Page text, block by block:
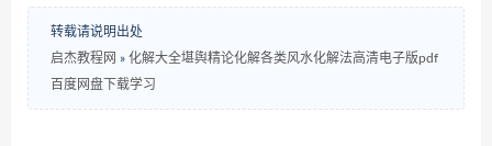
转载请说明出处
启杰教程网 » 化解大全堪舆精论化解各类风水化解法高清电子版pdf
百度网盘下载学习